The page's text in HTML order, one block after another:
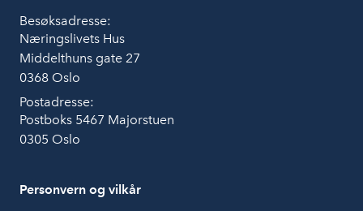
Besøksadresse:
Næringslivets Hus
Middelthuns gate 27
0368 Oslo
Postadresse:
Postboks 5467 Majorstuen
0305 Oslo
Personvern og vilkår